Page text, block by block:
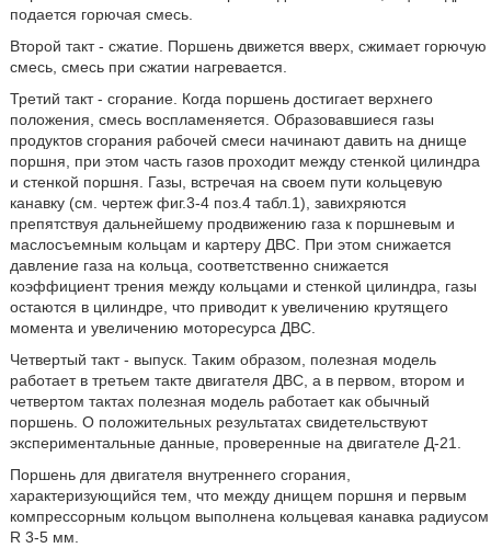
подается горючая смесь.
Второй такт - сжатие. Поршень движется вверх, сжимает горючую
смесь, смесь при сжатии нагревается.
Третий такт - сгорание. Когда поршень достигает верхнего
положения, смесь воспламеняется. Образовавшиеся газы
продуктов сгорания рабочей смеси начинают давить на днище
поршня, при этом часть газов проходит между стенкой цилиндра
и стенкой поршня. Газы, встречая на своем пути кольцевую
канавку (см. чертеж фиг.3-4 поз.4 табл.1), завихряются
препятствуя дальнейшему продвижению газа к поршневым и
маслосъемным кольцам и картеру ДВС. При этом снижается
давление газа на кольца, соответственно снижается
коэффициент трения между кольцами и стенкой цилиндра, газы
остаются в цилиндре, что приводит к увеличению крутящего
момента и увеличению моторесурса ДВС.
Четвертый такт - выпуск. Таким образом, полезная модель
работает в третьем такте двигателя ДВС, а в первом, втором и
четвертом тактах полезная модель работает как обычный
поршень. О положительных результатах свидетельствуют
экспериментальные данные, проверенные на двигателе Д-21.
Поршень для двигателя внутреннего сгорания,
характеризующийся тем, что между днищем поршня и первым
компрессорным кольцом выполнена кольцевая канавка радиусом
R 3-5 мм.